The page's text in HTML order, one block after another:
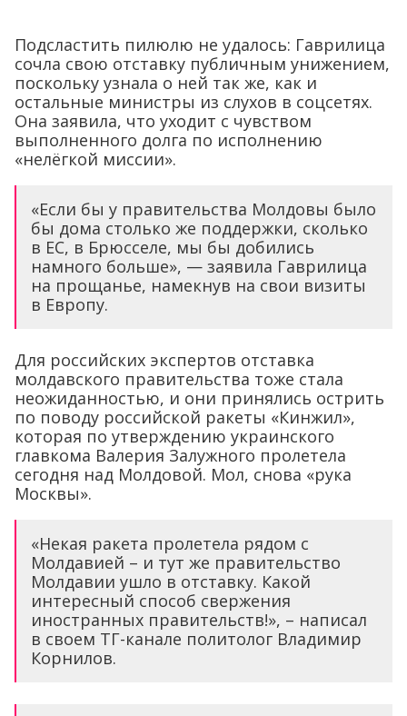
Подсластить пилюлю не удалось: Гаврилица
сочла свою отставку публичным унижением,
поскольку узнала о ней так же, как и
остальные министры из слухов в соцсетях.
Она заявила, что уходит с чувством
выполненного долга по исполнению
«нелёгкой миссии».
«Если бы у правительства Молдовы было
бы дома столько же поддержки, сколько
в ЕС, в Брюсселе, мы бы добились
намного больше», — заявила Гаврилица
на прощанье, намекнув на свои визиты
в Европу.
Для российских экспертов отставка
молдавского правительства тоже стала
неожиданностью, и они принялись острить
по поводу российской ракеты «Кинжил»,
которая по утверждению украинского
главкома Валерия Залужного пролетела
сегодня над Молдовой. Мол, снова «рука
Москвы».
«Некая ракета пролетела рядом с
Молдавией – и тут же правительство
Молдавии ушло в отставку. Какой
интересный способ свержения
иностранных правительств!», – написал
в своем ТГ-канале политолог Владимир
Корнилов.